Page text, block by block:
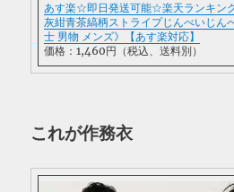
あす楽☆即日発送可能☆楽天ランキン
灰紺青茶縞柄ストライプじんべいじん
士 男物 メンズ》【あす楽対応】
価格：1,460円（税込、送料別）
これが作務衣